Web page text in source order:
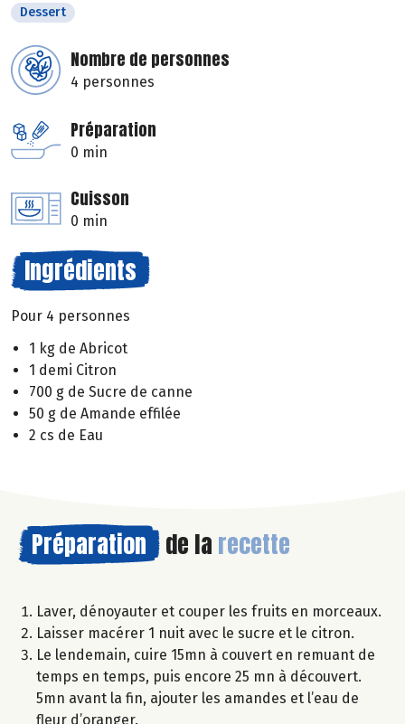
Dessert
Nombre de personnes
4 personnes
Préparation
0 min
Cuisson
0 min
Ingrédients
Pour 4 personnes
1 kg de Abricot
1 demi Citron
700 g de Sucre de canne
50 g de Amande effilée
2 cs de Eau
Préparation de la recette
Laver, dénoyauter et couper les fruits en morceaux.
Laisser macérer 1 nuit avec le sucre et le citron.
Le lendemain, cuire 15mn à couvert en remuant de
temps en temps, puis encore 25 mn à découvert.
5mn avant la fin, ajouter les amandes et l’eau de
fleur d’oranger.